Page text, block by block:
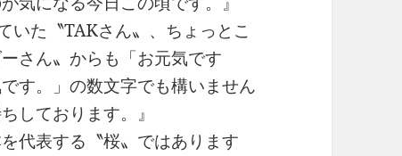
いた〝TAKさん〟、ちょっとこ
さん〟からも「お元気です
す。」の数文字でも構いません
しております。』
代表する〝桜〟ではあります